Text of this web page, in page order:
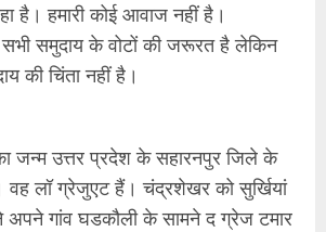
है। हमारी कोई आवाज नहीं है।
सभी समुदाय के वोटों की जरूरत है लेकिन
की चिंता नहीं है।
जन्म उत्तर प्रदेश के सहारनपुर जिले के
लॉ ग्रेजुएट हैं। चंद्रशेखर को सुर्खियां
अपने गांव घडकौली के सामने द ग्रेज टमार